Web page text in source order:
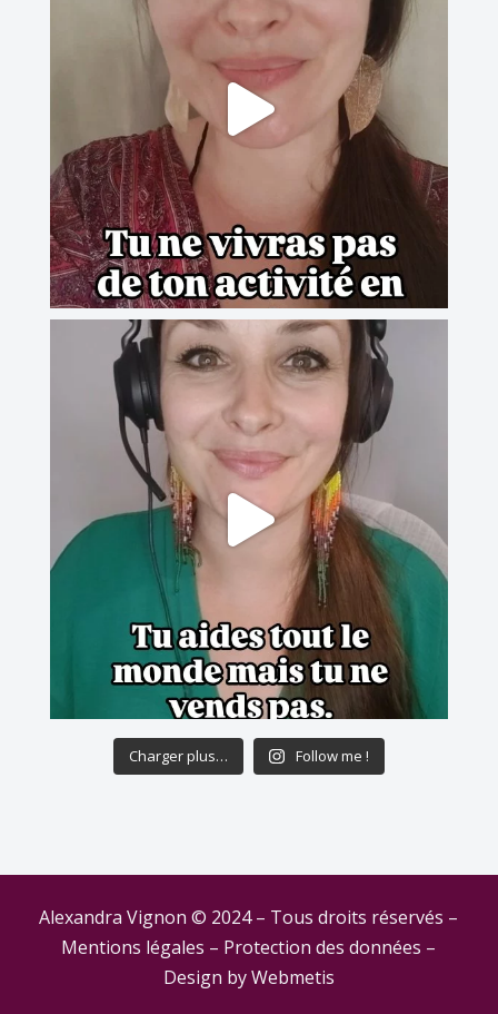
Charger plus… Follow me !
Alexandra Vignon © 2024 – Tous droits réservés –
Mentions légales – Protection des données –
Design byWebmetis